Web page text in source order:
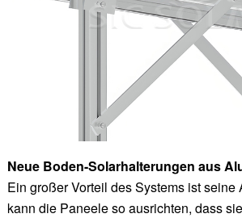
Neue Boden-Solarhalterungen aus
Ein großer Vorteil des Systems ist seine
kann die Paneele so ausrichten, dass